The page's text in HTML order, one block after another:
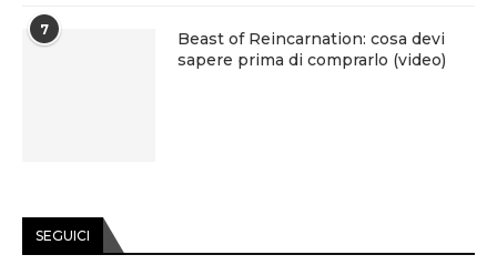
7
Beast of Reincarnation: cosa devi
sapere prima di comprarlo (video)
SEGUICI